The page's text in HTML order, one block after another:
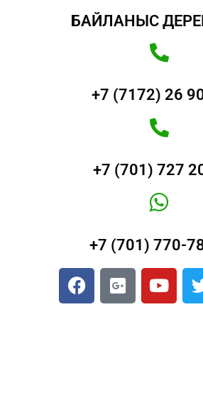
БАЙЛАНЫС
+7 (7172) 26
+7 (701) 727
+7 (701) 770-